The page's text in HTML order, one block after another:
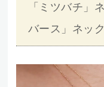
「ミツバチ」
バース」ネッ